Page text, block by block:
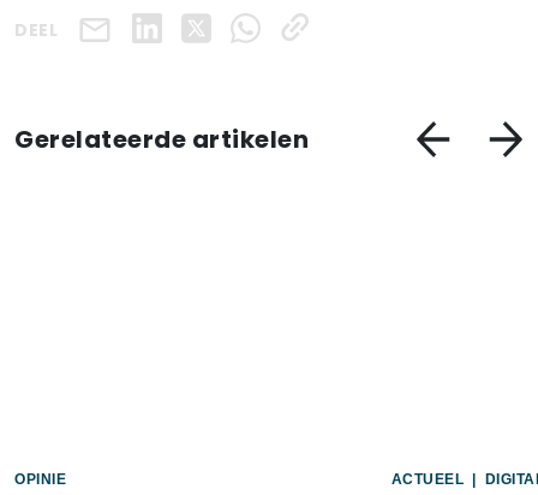
DEEL
Gerelateerde artikelen
OPINIE ACTUEEL